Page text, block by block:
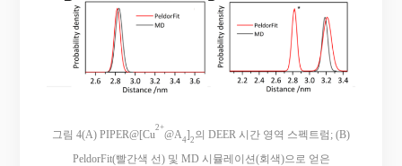
그림 4(A) PIPER@[Cu
2+
@A4] 2 의 DEER 시간 영역 스펙트럼; (B)
PeldorFit(빨간색 선) 및 MD 시뮬레이션(회색)으로 얻은